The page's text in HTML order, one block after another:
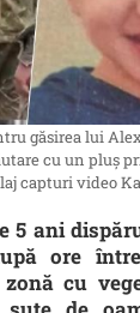
găsirea lui
cu un pluș
capturi video
5 ani
ore
cu